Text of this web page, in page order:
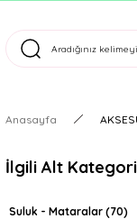
Anasayfa
İlgili Alt
Suluk - Mataralar (70)